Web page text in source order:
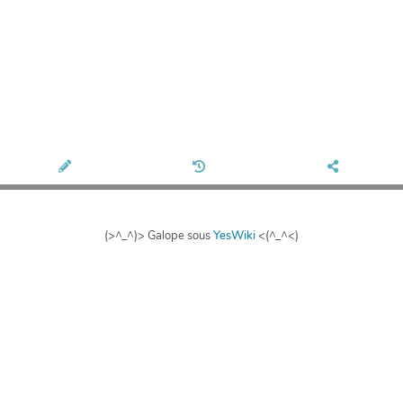
(>^_^)> Galope sousYesWiki<(^_^<)